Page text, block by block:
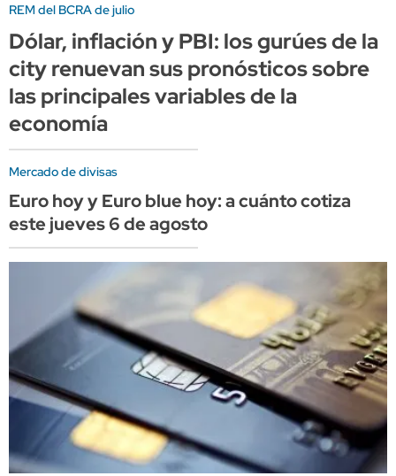
REM del BCRA de julio
Dólar, inflación y PBI: los gurúes de la
city renuevan sus pronósticos sobre
las principales variables de la
economía
Mercado de divisas
Euro hoy y Euro blue hoy: a cuánto cotiza
este jueves 6 de agosto